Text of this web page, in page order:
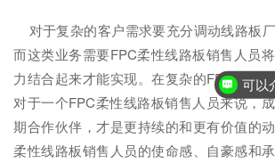
对于复杂的客户需求要充分调动线路板
而这类业务需要FPC柔性线路板销售人员
力结合起来才能实现。在复杂的FPC柔性
对于一个FPC柔性线路板销售人员来说，
期合作伙伴，才是更持续的和更有价值的
柔性线路板销售人员的使命感、自豪感和